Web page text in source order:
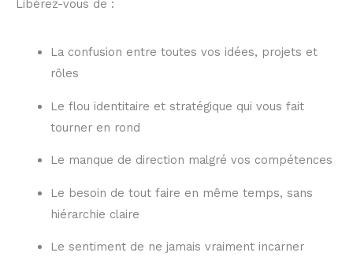
Libérez-vous de :
La confusion entre toutes vos idées, projets et
rôles
Le flou identitaire et stratégique qui vous fait
tourner en rond
Le manque de direction malgré vos compétences
Le besoin de tout faire en même temps, sans
hiérarchie claire
Le sentiment de ne jamais vraiment incarner